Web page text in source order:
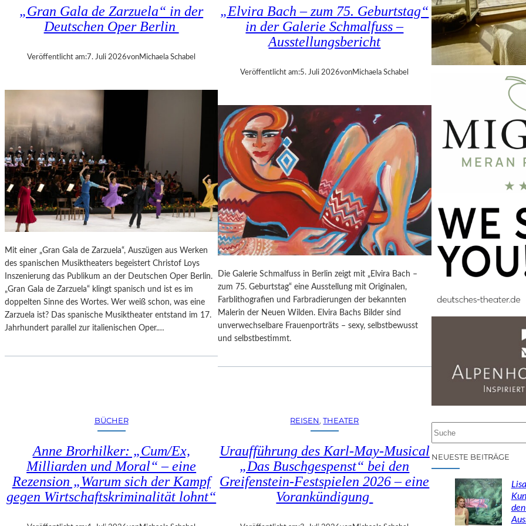
N
D
T
O
N
Z
E
R
K
R
I
I
K
–
A
U
S
B
L
Z
A
R
T
H
I
N
H
V
I
L
I
I
N
B
E
L
N
–
A
U
S
S
D
O
U
„Gran Gala de Zarzuela“ in der
Deutschen Oper Berlin
Veröffentlicht am:7. Juli 2026vonMichaela Schabel
Mit einer „Gran Gala de Zarzuela“, Auszügen aus Werken
des spanischen Musiktheaters begeistert Christof Loys
Inszenierung das Publikum an der Deutschen Oper Berlin.
„Gran Gala de Zarzuela“ klingt spanisch und ist es im
doppelten Sinne des Wortes. Wer weiß schon, was eine
Zarzuela ist? Das spanische Musiktheater entstand im 17.
Jahrhundert parallel zur italienischen Oper.…
„Elvira Bach – zum 75. Geburtstag“
in der Galerie Schmalfuss –
Ausstellungsbericht
Veröffentlicht am:5. Juli 2026vonMichaela Schabel
Die Galerie Schmalfuss in Berlin zeigt mit „Elvira Bach –
zum 75. Geburtstag“ eine Ausstellung mit Originalen,
Farblithografien und Farbradierungen der bekannten
Malerin der Neuen Wilden. Elvira Bachs Bilder sind
unverwechselbare Frauenporträts – sexy, selbstbewusst
und selbstbestimmt.
BÜCHER
Anne Brorhilker: „Cum/Ex,
Milliarden und Moral“ – eine
Rezension „Warum sich der Kampf
gegen Wirtschaftskriminalität lohnt“
REISEN, THEATER
Uraufführung des Karl-May-Musical
„Das Buschgespenst“ bei den
Greifenstein-Festspielen 2026 – eine
Vorankündigung
S
u
c
h
NEUESTE BEITRÄGE